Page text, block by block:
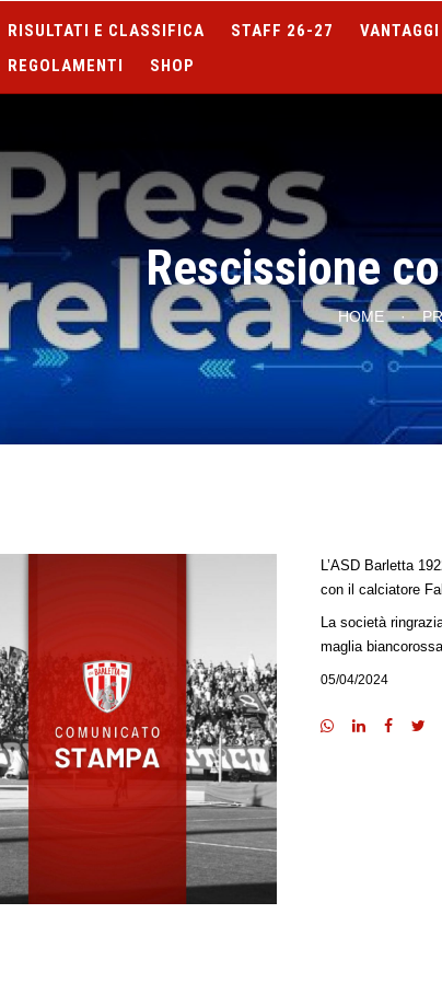
RISULTATI E CLASSIFICA STAFF 26-27
REGOLAMENTI
SHOP
Rescissione
HOME ·
L’ASD Barletta
con il calciatore
La società
maglia
05/04/2024